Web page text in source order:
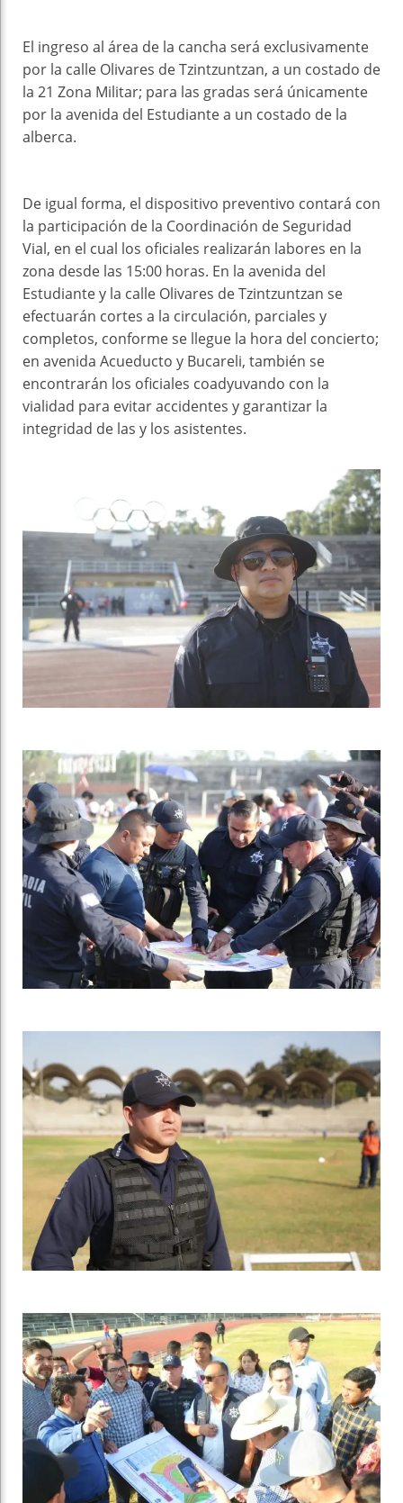
El ingreso al área de la cancha será exclusivamente
por la calle Olivares de Tzintzuntzan, a un costado de
la 21 Zona Militar; para las gradas será únicamente
por la avenida del Estudiante a un costado de la
alberca.
De igual forma, el dispositivo preventivo contará con
la participación de la Coordinación de Seguridad
Vial, en el cual los oficiales realizarán labores en la
zona desde las 15:00 horas. En la avenida del
Estudiante y la calle Olivares de Tzintzuntzan se
efectuarán cortes a la circulación, parciales y
completos, conforme se llegue la hora del concierto;
en avenida Acueducto y Bucareli, también se
encontrarán los oficiales coadyuvando con la
vialidad para evitar accidentes y garantizar la
integridad de las y los asistentes.